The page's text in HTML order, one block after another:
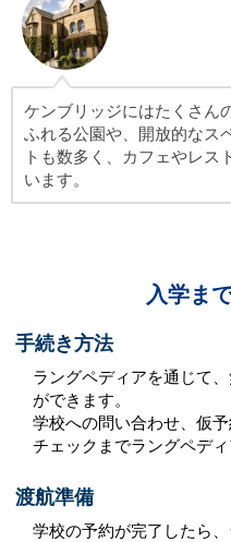
ケンブリッジにはたくさん
ふれる公園や、開放的なス
トも数多く、カフェやレス
います。
入学ま
手続き方法
ラングペディアを通じて
ができます。
学校への問い合わせ、仮
チェックまでラングペデ
渡航準備
学校の予約が完了したら